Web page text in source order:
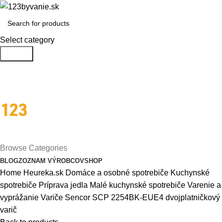
Select category
Browse Categories
BLOGZOZNAM VÝROBCOVSHOP
Home Heureka.sk Domáce a osobné spotrebiče Kuchynské
spotrebiče Príprava jedla Malé kuchynské spotrebiče Varenie a
vyprážanie Variče Sencor SCP 2254BK-EUE4 dvojplatničkový
varič